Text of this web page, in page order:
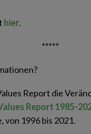
hier.
*****
Report die
Report 1985-
von 1996 bis 2021.